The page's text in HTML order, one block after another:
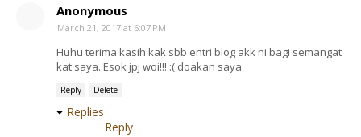
Anonymous
March 21, 2017 at 6:07 PM
Huhu terima kasih kak sbb entri blog akk ni bagi semangat
kat saya. Esok jpj woi!!! :( doakan saya
Reply Delete
Replies
Reply